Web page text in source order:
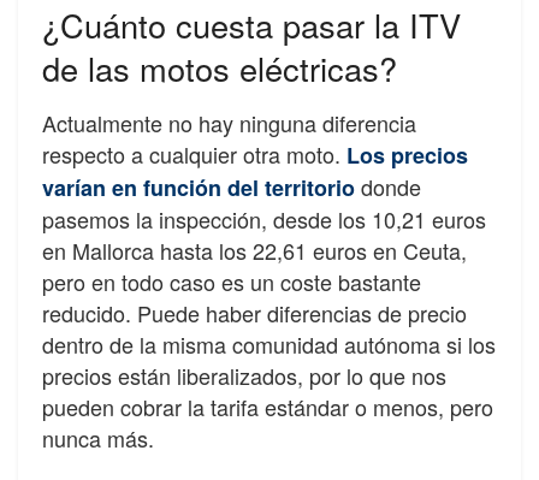
¿Cuánto cuesta pasar la ITV
de las motos eléctricas?
Actualmente no hay ninguna diferencia
respecto a cualquier otra moto. Los precios
varían en función del territoriodonde
pasemos la inspección, desde los 10,21 euros
en Mallorca hasta los 22,61 euros en Ceuta,
pero en todo caso es un coste bastante
reducido. Puede haber diferencias de precio
dentro de la misma comunidad autónoma si los
precios están liberalizados, por lo que nos
pueden cobrar la tarifa estándar o menos, pero
nunca más.